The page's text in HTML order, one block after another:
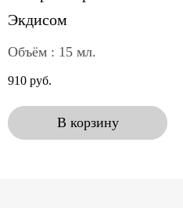
Экдисом
Объём : 15 мл.
910 руб.
В корзину